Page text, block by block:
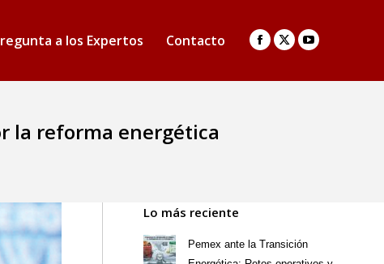
a los Expertos Contacto
Facebook
X
YouTube
la reforma energética
Lo más reciente
Pemex ante la Transición